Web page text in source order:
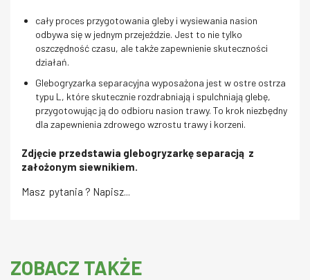
cały proces przygotowania gleby i wysiewania nasion
odbywa się w jednym przejeździe. Jest to nie tylko
oszczędność czasu, ale także zapewnienie skuteczności
działań.
Glebogryzarka separacyjna wyposażona jest w ostre ostrza
typu L, które skutecznie rozdrabniają i spulchniają glebę,
przygotowując ją do odbioru nasion trawy. To krok niezbędny
dla zapewnienia zdrowego wzrostu trawy i korzeni.
Zdjęcie przedstawia glebogryzarkę separacją z
założonym siewnikiem.
Masz pytania ? Napisz...
ZOBACZ TAKŻE